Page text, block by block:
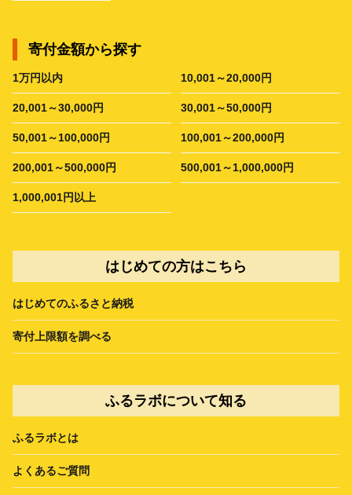
寄付金額から探す
1万円以内 10,001～20,000円
20,001～30,000円 30,001～50,000円
50,001～100,000円 100,001～200,000円
200,001～500,000円 500,001～1,000,000円
1,000,001円以上
はじめての方はこちら
はじめてのふるさと納税
寄付上限額を調べる
ふるラボについて知る
ふるラボとは
よくあるご質問